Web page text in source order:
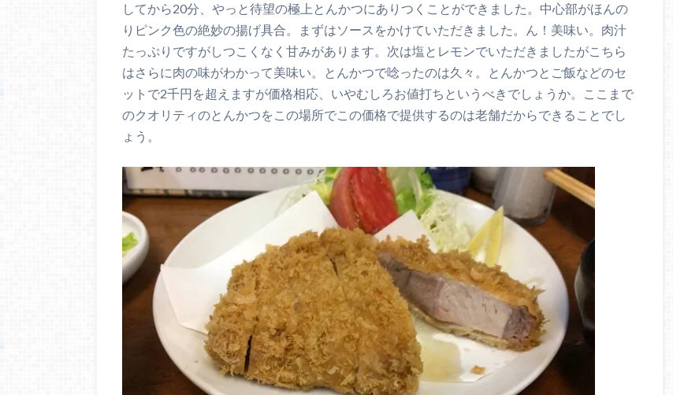
してから20分、やっと待望の極上とんかつにありつくことができました。中心部がほんの
りピンク色の絶妙の揚げ具合。まずはソースをかけていただきました。ん！美味い。肉汁
たっぷりですがしつこくなく甘みがあります。次は塩とレモンでいただきましたがこちら
はさらに肉の味がわかって美味い。とんかつで唸ったのは久々。とんかつとご飯などのセ
ットで2千円を超えますが価格相応、いやむしろお値打ちというべきでしょうか。ここまで
のクオリティのとんかつをこの場所でこの価格で提供するのは老舗だからできることでし
ょう。